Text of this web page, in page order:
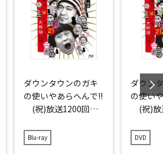
ダウンタウンのガキ
の使いやあらへんで!!
(祝)放送1200回突
限定永久保存版(21)
(罰) 絶対に笑っ
Blu-ray
ダウン
の使い
(祝)放
存版
に笑っ
DVD